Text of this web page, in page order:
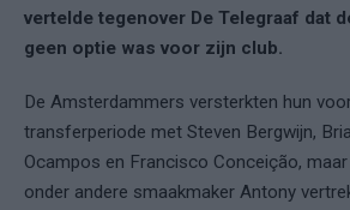
vertelde tegenover De Telegraaf dat
geen optie was voor zijn club.
De Amsterdammers versterkten hun
transferperiode met Steven Bergwijn,
Ocampos en Francisco Conceição,
onder andere smaakmaker Antony